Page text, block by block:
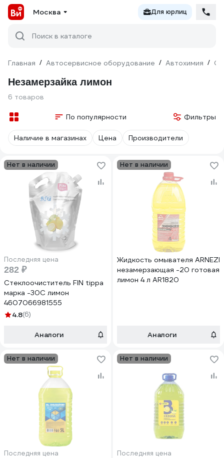
Москва Для юрлиц
Поиск в каталоге
Главная / Автосервисное оборудование / Автохимия /
Незамерзайка лимон
6 товаров
По популярности Фильтры
Наличие в магазинах Цена Производители
Нет в наличии
Последняя цена
282 ₽
Стеклоочиститель FIN tippa
марка -30С лимон
4607066981555
4.8(6)
Аналоги
Нет в наличии
Жидкость омывателя ARNEZI
незамерзающая -20 готовая
лимон 4 л AR1820
Аналоги
Нет в наличии
Последняя цена
Нет в наличии
Последняя цена